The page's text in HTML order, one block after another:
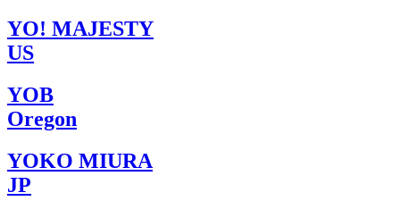
YO! MAJESTY
US
YOB
Oregon
YOKO MIURA
JP